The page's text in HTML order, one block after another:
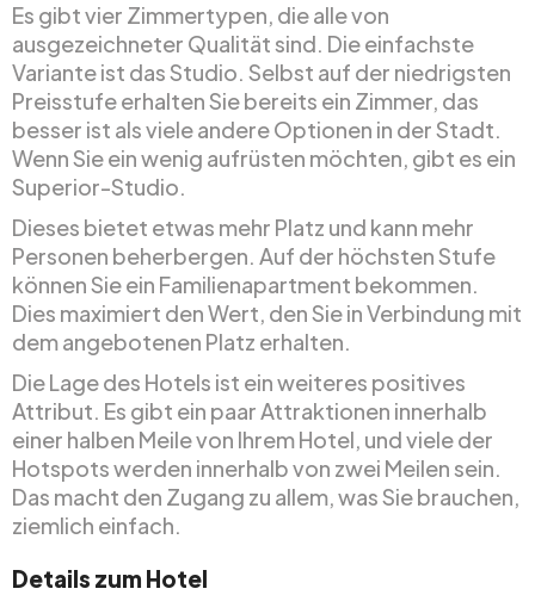
Es gibt vier Zimmertypen, die alle von
ausgezeichneter Qualität sind. Die einfachste
Variante ist das Studio. Selbst auf der niedrigsten
Preisstufe erhalten Sie bereits ein Zimmer, das
besser ist als viele andere Optionen in der Stadt.
Wenn Sie ein wenig aufrüsten möchten, gibt es ein
Superior-Studio.
Dieses bietet etwas mehr Platz und kann mehr
Personen beherbergen. Auf der höchsten Stufe
können Sie ein Familienapartment bekommen.
Dies maximiert den Wert, den Sie in Verbindung mit
dem angebotenen Platz erhalten.
Die Lage des Hotels ist ein weiteres positives
Attribut. Es gibt ein paar Attraktionen innerhalb
einer halben Meile von Ihrem Hotel, und viele der
Hotspots werden innerhalb von zwei Meilen sein.
Das macht den Zugang zu allem, was Sie brauchen,
ziemlich einfach.
Details zum Hotel